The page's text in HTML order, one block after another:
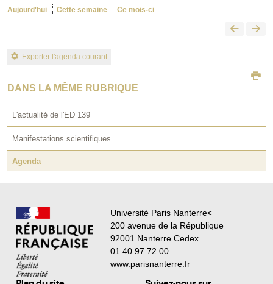
Aujourd'hui Cette semaine Ce mois-ci
Exporter l'agenda courant
DANS LA MÊME RUBRIQUE
L'actualité de l'ED 139
Manifestations scientifiques
Agenda
Université Paris Nanterre<
200 avenue de la République
92001 Nanterre Cedex
01 40 97 72 00
www.parisnanterre.fr